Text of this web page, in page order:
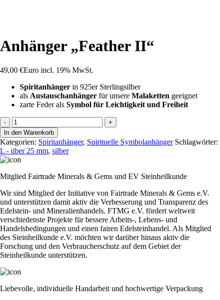
Anhänger „Feather II“
49,00 €Euro incl. 19% MwSt.
Spiritanhänger in 925er Sterlingsilber
als Austauschanhänger für unsere Malaketten geeignet
zarte Feder als Symbol für Leichtigkeit und Freiheit
-
Anhänger
"Feather
II"
Menge
+
In den Warenkorb
Kategorien: Spiritanhänger, Spirituelle Symbolanhänger Schlagwörter:
L - über 25 mm, silber
Mitglied Fairtrade Minerals & Gems und EV Steinheilkunde
Wir sind Mitglied der Initiative von Fairtrade Minerals & Gems e.V.
und unterstützen damit aktiv die Verbesserung und Transparenz des
Edelstein- und Mineralienhandels. FTMG e.V. fördert weltweit
verschiedenste Projekte für bessere Arbeits-, Lebens- und
Handelsbedingungen und einen fairen Edelsteinhandel. Als Mitglied
des Steinheilkunde e.V. möchten wir darüber hinaus aktiv die
Forschung und den Verbraucherschutz auf dem Gebiet der
Steinheilkunde unterstützen.
Liebevolle, individuelle Handarbeit und hochwertige Verpackung